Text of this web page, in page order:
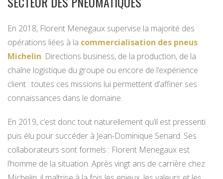
En 2018, Florent Menegaux supervise la majorité des
opérations liées à la commercialisation des pneus
Michelin. Directions business, de la production, de la
chaîne logistique du groupe ou encore de l’expérience
client : toutes ces missions lui permettent d’affiner ses
connaissances dans le domaine.
En 2019, c’est donc tout naturellement qu’il est pressenti
puis élu pour succéder à Jean-Dominique Senard. Ses
collaborateurs sont formels : Florent Menegaux est
l’homme de la situation. Après vingt ans de carrière chez